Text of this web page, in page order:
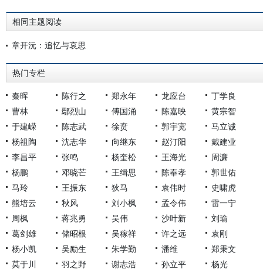
相同主题阅读
章开沅：追忆与哀思
热门专栏
秦晖 陈行之 郑永年 龙应台
丁学良
曹林
鄢烈山 傅国涌 陈嘉映
黄宗智
于建嵘
陈志武 徐贲 郭宇宽
马立诚
杨祖陶
沈志华 向继东 赵汀阳
戴建业
李昌平
张鸣 杨奎松 王海光
周濂
杨鹏
邓晓芒 王缉思 陈奉孝
郭世佑
马玲
王振东 狄马 袁伟时
史啸虎
熊培云
秋风 刘小枫 孟令伟
雷一宁
周枫
蒋兆勇 吴伟 沙叶新
刘瑜
葛剑雄
储昭根 吴稼祥 许之远
袁刚
杨小凯
吴励生 朱学勤 潘维
郑秉文
莫于川
羽之野 谢志浩 孙立平 杨光